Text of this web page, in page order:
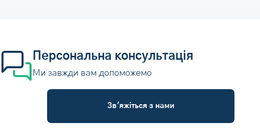
Персональна консультація
Ми завжди вам допоможемо
Зв'яжіться з нами